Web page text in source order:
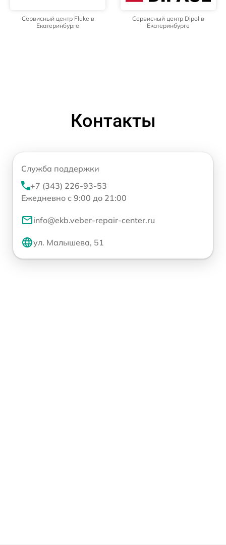
Сервисный центр Fluke в
Екатеринбурге
Сервисный центр Dipol в
Екатеринбурге
Контакты
Служба поддержки
+7 (343) 226-93-53
Ежедневно с 9:00 до 21:00
info@ekb.veber-repair-center.ru
ул. Малышева, 51